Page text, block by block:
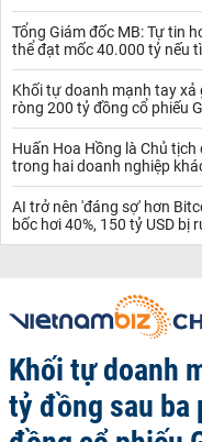
Tổng Giám đốc MB: Tự tin
thể đạt mốc 40.000 tỷ nếu
Khối tự doanh mạnh tay xả
ròng 200 tỷ đồng cổ phiếu
Huấn Hoa Hồng là Chủ
trong hai doanh nghiệp
AI trở nên 'đáng sợ' hơn
bốc hơi 40%, 150 tỷ USD
Khối tự doanh
tỷ đồng sau ba